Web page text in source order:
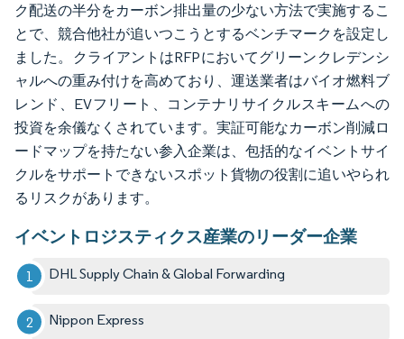
ク配送の半分をカーボン排出量の少ない方法で実施するこ
とで、競合他社が追いつこうとするベンチマークを設定し
ました。クライアントはRFPにおいてグリーンクレデンシ
ャルへの重み付けを高めており、運送業者はバイオ燃料ブ
レンド、EVフリート、コンテナリサイクルスキームへの
投資を余儀なくされています。実証可能なカーボン削減ロ
ードマップを持たない参入企業は、包括的なイベントサイ
クルをサポートできないスポット貨物の役割に追いやられ
るリスクがあります。
イベントロジスティクス産業のリーダー企業
DHL Supply Chain & Global Forwarding
Nippon Express